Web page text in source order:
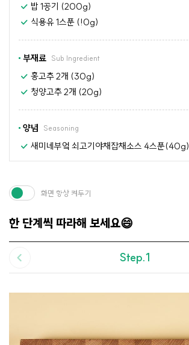
밥 1공기 (200g)
식용유 1스푼 (!0g)
부재료 Sub Ingredient
홍고추 2개 (30g)
청양고추 2개 (20g)
양념 Seasoning
새미네부엌 쇠고기야채잡채소스 4스푼(40g)
한 단계씩 따라해 보세요😄
화면 항상 켜두기
Step.1